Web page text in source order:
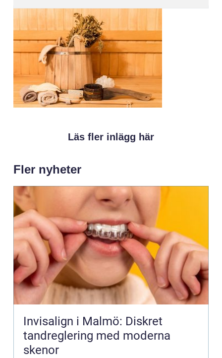
Läs fler inlägg här
Fler nyheter
Invisalign i Malmö: Diskret
tandreglering med moderna
skenor